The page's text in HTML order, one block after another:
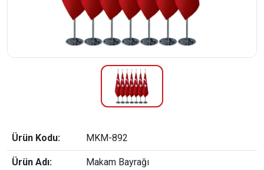
Ürün Kodu: MKM-892
Ürün Adı: Makam Bayrağı